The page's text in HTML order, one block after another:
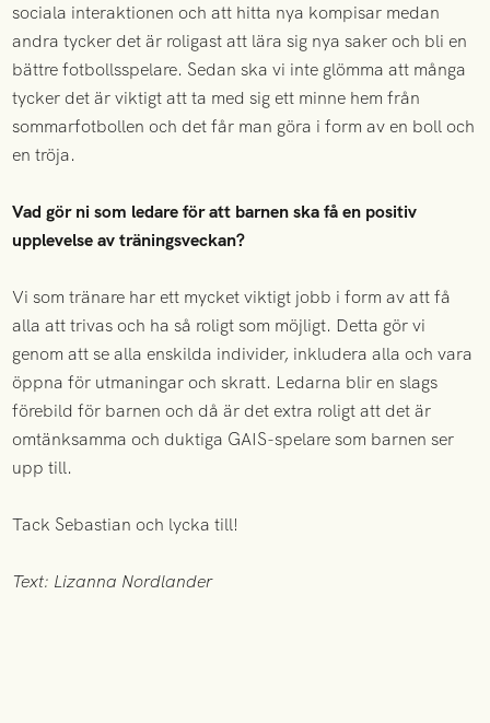
sociala interaktionen och att hitta nya kompisar medan
andra tycker det är roligast att lära sig nya saker och bli en
bättre fotbollsspelare. Sedan ska vi inte glömma att många
tycker det är viktigt att ta med sig ett minne hem från
sommarfotbollen och det får man göra i form av en boll och
en tröja.
Vad gör ni som ledare för att barnen ska få en positiv
upplevelse av träningsveckan?
Vi som tränare har ett mycket viktigt jobb i form av att få
alla att trivas och ha så roligt som möjligt. Detta gör vi
genom att se alla enskilda individer, inkludera alla och vara
öppna för utmaningar och skratt. Ledarna blir en slags
förebild för barnen och då är det extra roligt att det är
omtänksamma och duktiga GAIS-spelare som barnen ser
upp till.
Tack Sebastian och lycka till!
Text: Lizanna Nordlander